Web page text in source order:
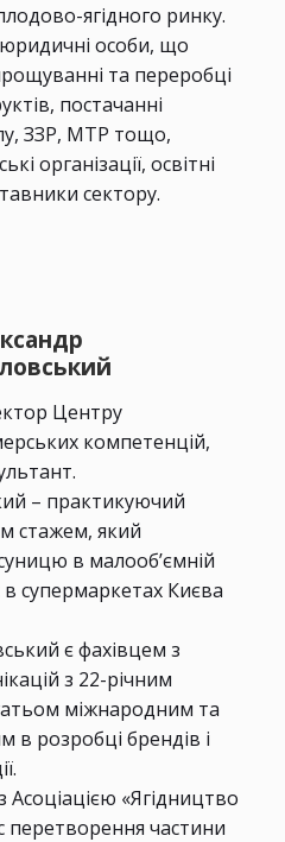
ягідного ринку.
особи, що
та переробці
постачанні
ЗЗР, МТР тощо,
організації, освітні
сектору.
Центру
компетенцій,
– практикуючий
стажем, який
в малооб’ємній
в супермаркетах Києва
є фахівцем з
з 22-річним
міжнародним та
в розробці брендів і
Асоціацією «Ягідництво
перетворення частини